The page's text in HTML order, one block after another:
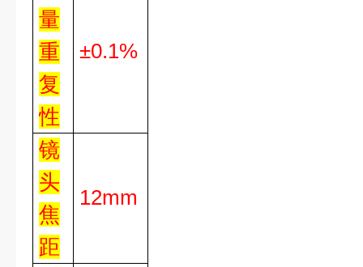
量
重
复
性
±0.1%
镜
头
焦
距
12mm